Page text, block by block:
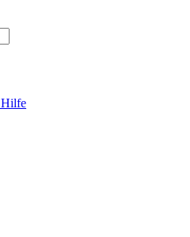
Hilfe